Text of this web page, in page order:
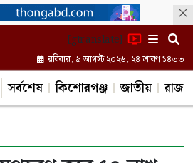
[gtranslate]
রবিবার, ৯ আগস্ট ২০২৬, ২৪ শ্রাবণ ১৪৩৩
সর্বশেষ কিশোরগঞ্জ জাতীয়